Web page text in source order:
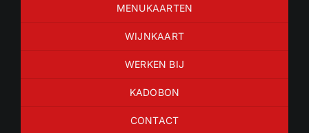
MENUKAARTEN
WIJNKAART
WERKEN BIJ
KADOBON
CONTACT